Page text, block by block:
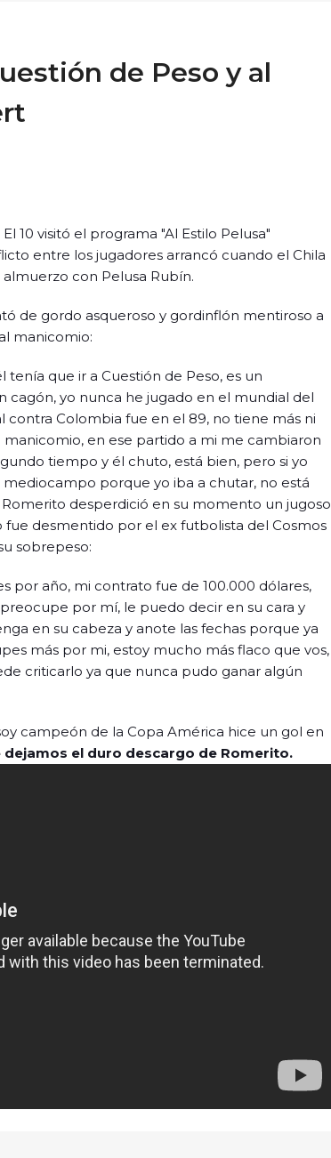
de Peso y al
10 visitó el programa "Al Estilo Pelusa"
entre los jugadores arrancó cuando el Chila
con Pelusa Rubín.
de gordo asqueroso y gordinflón mentiroso a
manicomio:
que ir a Cuestión de Peso, es un
cagón, yo nunca he jugado en el mundial del
Colombia fue en el 89, no tiene más ni
en ese partido a mi me cambiaron
tiempo y él chuto, está bien, pero si yo
porque yo iba a chutar, no está
desperdició en su momento un jugoso
desmentido por el ex futbolista del Cosmos
sobrepeso:
por año, mi contrato fue de 100.000 dólares,
por mí, le puedo decir en su cara y
en su cabeza y anote las fechas porque ya
más por mi, estoy mucho más flaco que vos,
criticarlo ya que nunca pudo ganar algún
campeón de la Copa América hice un gol en
dejamos el duro descargo de Romerito.